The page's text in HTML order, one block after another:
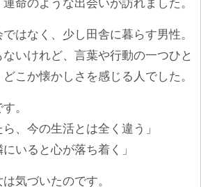
命のような出会いが訪れました。
はなく、少し田舎に暮らす男性。
いけれど、言葉や行動の一つひと
こか懐かしさを感じる人でした。
。
ら、今の生活とは全く違う」
いると心が落ち着く」
気づいたのです。